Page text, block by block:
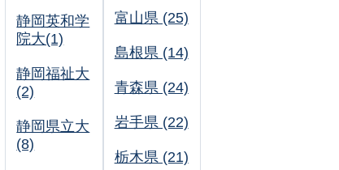
静岡英和学
院大(1)
静岡福祉大
(2)
静岡県立大
(8)
富山県 (25)
島根県 (14)
青森県 (24)
岩手県 (22)
栃木県 (21)